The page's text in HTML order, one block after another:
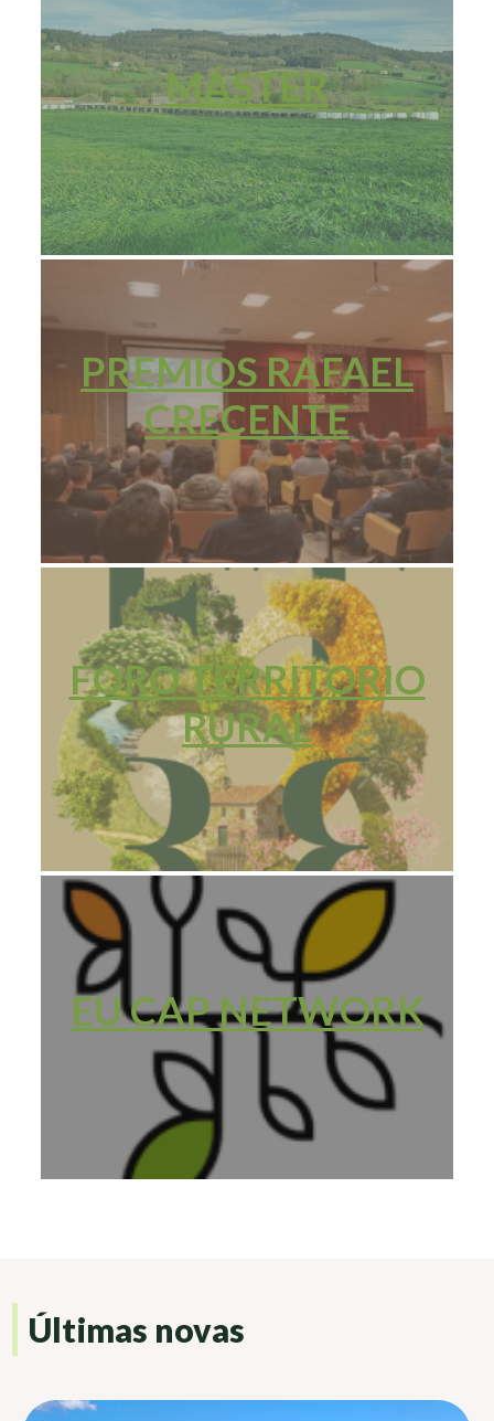
MÁSTER
PREMIOS RAFAEL
CRECENTE
FORO TERRITORIO
RURAL
EU CAP NETWORK
Últimas novas